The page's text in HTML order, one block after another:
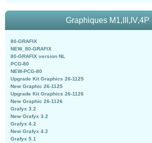
Graphiques M1,III,IV,4P
80-GRAFIX
NEW_80-GRAFIX
80-GRAFIX version NL
PCG-80
NEW-PCG-80
Upgrade Kit Graphics 26-1125
New Graphic 26-1125
Upgrade Kit Graphics 26-1126
New Graphic 26-1126
Grafyx 3.2
New Grafyx 3.2
Grafyx 4.2
New Grafyx 4.2
Grafyx 5.1